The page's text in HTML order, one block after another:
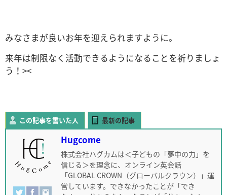
みなさまが良いお年を迎えられますように。
来年は制限なく活動できるようになることを祈りましょ
う！><
この記事を書いた人 最新の記事
Hugcome
株式会社ハグカムは＜子どもの「夢中の力」を
信じる＞を理念に、オンライン英会話
「GLOBAL CROWN（グローバルクラウン）」運
営しています。できなかったことが「でき